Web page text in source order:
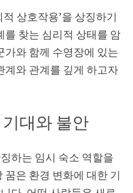
상호작용’을 상징하기
를 찾는 심리적 상태를 암
가와 함께 수영장에 있는
계와 관계를 깊게 하고자
대와 불안
하는 임시 숙소 역할을
꿈은 환경 변화에 대한 기